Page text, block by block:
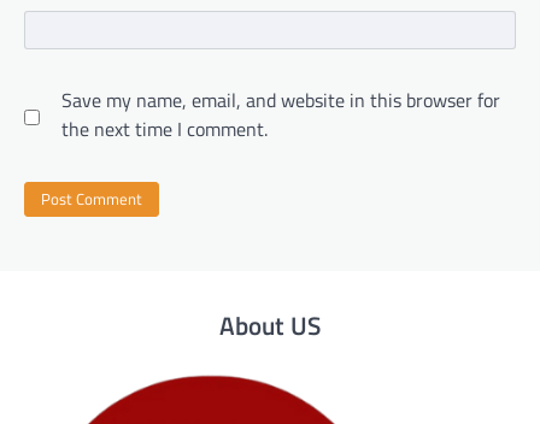
Save my name, email, and website in this browser for
the next time I comment.
About US